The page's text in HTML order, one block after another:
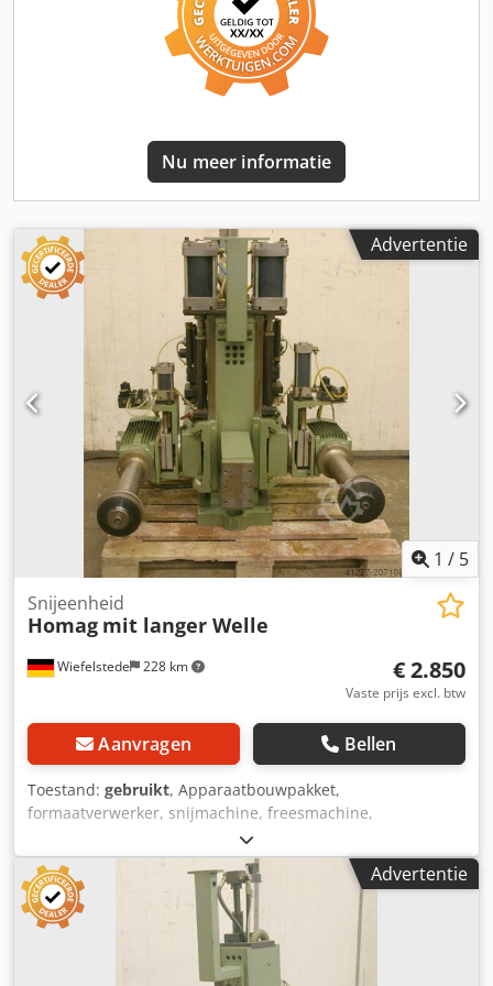
220/380/380 volt -Frequentie: 50/100 Hz -Snelheid:
2860/5860 tpm -andere motoren met andere diensten op
voorraad tegen een meerprijs -Maten: 1800/1400/H1300
Nu meer informatie
Advertentie
1 / 5
Wiefelstede 228 km
Snijeenheid
Homag mit langer Welle
€ 2.850
Vaste prijs excl. btw
Aanvragen Bellen
Toestand: gebruikt, Apparaatbouwpakket,
formaatverwerker, snijmachine, freesmachine,
profielfreesmachine, voegenfreesmachine, snijmachine,
dubbelzijdige profiler, kantenbewerkingsmachine,
scoremotor, versnipperaarmotor, freesmotor voor
kantenbewerkingsmachine -HOMAG-freestoestel: voor
formaatverwerking -met zware zwaluwstaartgeleider -1x
motor Perske -met lange schacht -Motortype: KNS 70.12/2
D1 -Vermogen: 3,0/4,4 kW -Voltage: 220/380 volt -
Advertentie